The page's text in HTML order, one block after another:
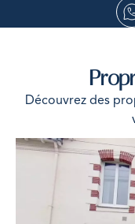
Découvrez des